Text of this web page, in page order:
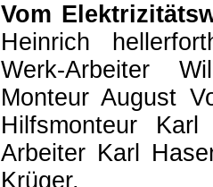
Vom
Heinrich
Werk-Arbeiter
Monteur August
Hilfsmonteur
Arbeiter Karl
Krüger.